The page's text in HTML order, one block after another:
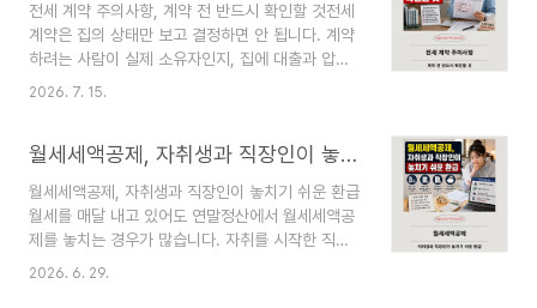
무주택 조건이 엄격하고, 일반 전세대출은 대상이
비교적 넓지만 개인별 금리와 한도 차이가 큽니다.
👉 전세 계약 주의사항, 계약전 확인 👉 전월세전
환율 👉 아파트실거래가조회 2026년 7월 15일
2.5%~3.5%, 청년전용 버팀목은 연 2.2%~..
전세 계약 주의사항, 계약 전 반드시 확인할 것전세
계약은 집의 상태만 보고 결정하면 안 됩니다. 계약
하려는 사람이 실제 소유자인지, 집에 대출과 압류
가 얼마나 있는지, 다른 세입자의 보증금이 먼저 잡
대인의 미납 세금, 다가구주택의 선순위 임차보증
은 별도로 확인해야 합니다. 전세보증금이 매매시세
에 지나치게 가까운 집도 가격이 조금만 내려가면
보증금 회수가 어려워질 수 있습니다. 👉 월세세액
공제 👉 전월세전환율 👉 아파트실거래가조회 안
2026. 7. 15.
월세세액공제, 자취생과 직장인이 놓치기 쉬운 환급
월세세액공제, 자취생과 직장인이 놓치기 쉬운 환급
월세를 매달 내고 있어도 연말정산에서 월세세액공
제를 놓치는 경우가 많습니다. 자취를 시작한 직장
인, 사회초년생, 독립한 1인 가구는 월세 이체 내역
2026. 6. 29.